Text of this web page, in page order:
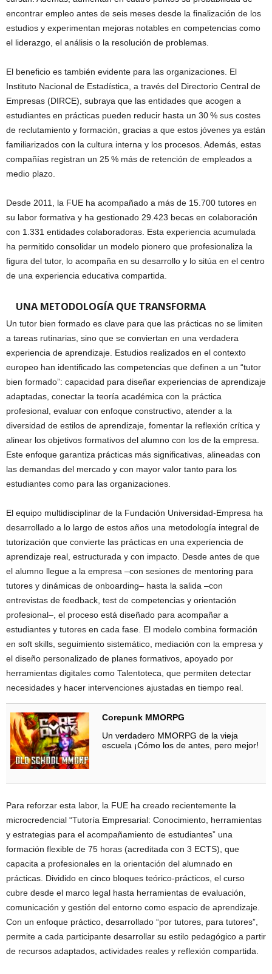
encontrar empleo antes de seis meses desde la finalización de los
estudios y experimentan mejoras notables en competencias como
el liderazgo, el análisis o la resolución de problemas.
El beneficio es también evidente para las organizaciones. El
Instituto Nacional de Estadística, a través del Directorio Central de
Empresas (DIRCE), subraya que las entidades que acogen a
estudiantes en prácticas pueden reducir hasta un 30 % sus costes
de reclutamiento y formación, gracias a que estos jóvenes ya están
familiarizados con la cultura interna y los procesos. Además, estas
compañías registran un 25 % más de retención de empleados a
medio plazo.
Desde 2011, la FUE ha acompañado a más de 15.700 tutores en
su labor formativa y ha gestionado 29.423 becas en colaboración
con 1.331 entidades colaboradoras. Esta experiencia acumulada
ha permitido consolidar un modelo pionero que profesionaliza la
figura del tutor, lo acompaña en su desarrollo y lo sitúa en el centro
de una experiencia educativa compartida.
UNA METODOLOGÍA QUE TRANSFORMA
Un tutor bien formado es clave para que las prácticas no se limiten
a tareas rutinarias, sino que se conviertan en una verdadera
experiencia de aprendizaje. Estudios realizados en el contexto
europeo han identificado las competencias que definen a un “tutor
bien formado”: capacidad para diseñar experiencias de aprendizaje
adaptadas, conectar la teoría académica con la práctica
profesional, evaluar con enfoque constructivo, atender a la
diversidad de estilos de aprendizaje, fomentar la reflexión crítica y
alinear los objetivos formativos del alumno con los de la empresa.
Este enfoque garantiza prácticas más significativas, alineadas con
las demandas del mercado y con mayor valor tanto para los
estudiantes como para las organizaciones.
El equipo multidisciplinar de la Fundación Universidad-Empresa ha
desarrollado a lo largo de estos años una metodología integral de
tutorización que convierte las prácticas en una experiencia de
aprendizaje real, estructurada y con impacto. Desde antes de que
el alumno llegue a la empresa –con sesiones de mentoring para
tutores y dinámicas de onboarding– hasta la salida –con
entrevistas de feedback, test de competencias y orientación
profesional–, el proceso está diseñado para acompañar a
estudiantes y tutores en cada fase. El modelo combina formación
en soft skills, seguimiento sistemático, mediación con la empresa y
el diseño personalizado de planes formativos, apoyado por
herramientas digitales como Talentoteca, que permiten detectar
necesidades y hacer intervenciones ajustadas en tiempo real.
Corepunk MMORPG
Un verdadero MMORPG de la vieja
escuela ¡Cómo los de antes, pero mejor!
Para reforzar esta labor, la FUE ha creado recientemente la
microcredencial “Tutoría Empresarial: Conocimiento, herramientas
y estrategias para el acompañamiento de estudiantes” una
formación flexible de 75 horas (acreditada con 3 ECTS), que
capacita a profesionales en la orientación del alumnado en
prácticas. Dividido en cinco bloques teórico-prácticos, el curso
cubre desde el marco legal hasta herramientas de evaluación,
comunicación y gestión del entorno como espacio de aprendizaje.
Con un enfoque práctico, desarrollado “por tutores, para tutores”,
permite a cada participante desarrollar su estilo pedagógico a partir
de recursos adaptados, actividades reales y reflexión compartida.